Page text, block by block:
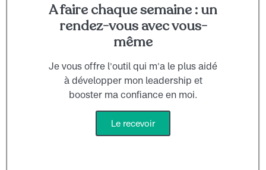
A faire chaque semaine : un
rendez-vous avec vous-
même
Je vous offre l'outil qui m'a le plus aidé
à développer mon leadership et
booster ma confiance en moi.
Le recevoir